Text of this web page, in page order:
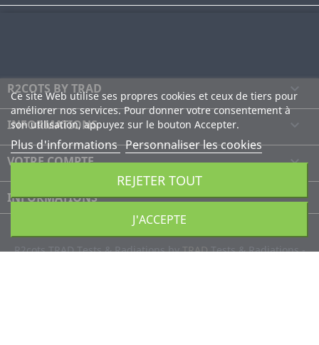
R2COTS BY TRAD 
INFORMATIONS 
VOTRE COMPTE 
INFORMATIONS
Ce site Web utilise ses propres cookies et ceux de tiers pour
améliorer nos services. Pour donner votre consentement à
son utilisation, appuyez sur le bouton Accepter.
Plus d'informations Personnaliser les cookies
REJETER TOUT
J'ACCEPTE
R2cots TRAD Tests & Radiations byTRADTests & Radiations -